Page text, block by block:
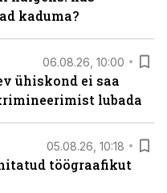
kaduma?
06.08.26, 10:00
ühiskond ei saa
lubada
05.08.26, 10:18
töögraafikut